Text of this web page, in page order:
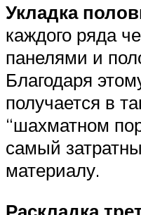
Укладка
каждого ряда
панелями и
Благодаря
получается в
“шахматном
самый
материалу.